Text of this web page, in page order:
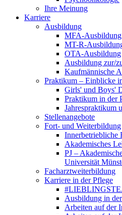
Ihre Meinung
Karriere
Ausbildung
MFA-Ausbildung
MT-R-
OTA-Ausbildung
Ausbildung zur/
Kaufmännische
Praktikum – Einblicke
Girls' und Boys'
Praktikum in der
Jahrespraktikum
Stellenangebote
Fort- und Weiterbildung
Innerbetriebliche
Akademisches
PJ –
Universität
Facharztweiterbildung
Karriere in der Pflege
Ausbildung in
Arbeiten auf der